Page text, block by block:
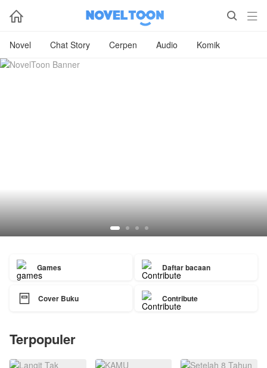
  
Novel Chat Story Cerpen Audio Komik
Games Daftar bacaan
 Cover Buku Contribute
Terpopuler